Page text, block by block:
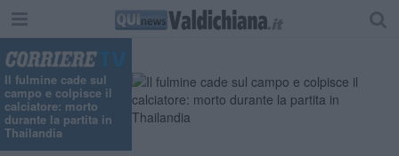
Il fulmine cade sul
campo e colpisce il
calciatore: morto
durante la partita in
Thailandia